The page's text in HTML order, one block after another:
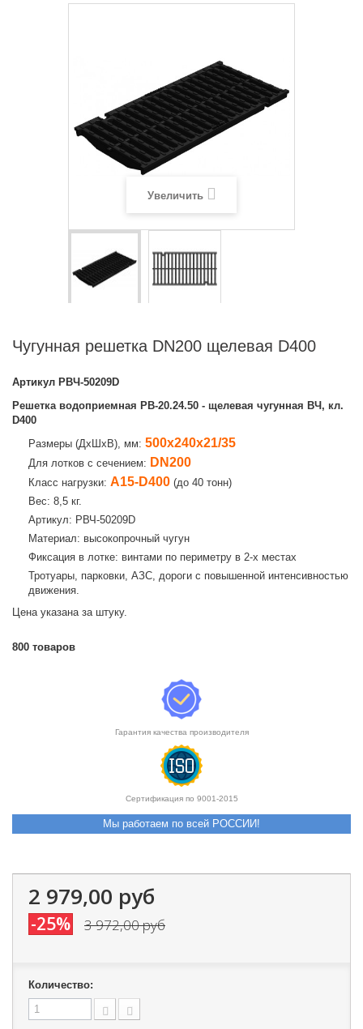
Увеличить
Чугунная решетка DN200 щелевая D400
Артикул РВЧ-50209D
Решетка водоприемная РВ-20.24.50 - щелевая чугунная ВЧ, кл.
D400
Размеры (ДхШхВ), мм: 500х240х21/35
Для лотков с сечением: DN200
Класс нагрузки: А15-D400 (до 40 тонн)
Вес: 8,5 кг.
Артикул: РВЧ-50209D
Материал: высокопрочный чугун
Фиксация в лотке: винтами по периметру в 2-х местах
Тротуары, парковки, АЗС, дороги с повышенной интенсивностью
движения.
Цена указана за штуку.
800 товаров
Гарантия качества производителя
Сертификация по 9001-2015
Мы работаем по всей РОССИИ!
2 979,00 руб
-25% 3 972,00 руб
Количество: